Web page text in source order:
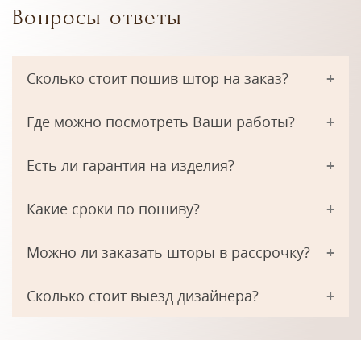
Вопросы-ответы
Сколько стоит пошив штор на заказ?
Где можно посмотреть Ваши работы?
Есть ли гарантия на изделия?
Какие сроки по пошиву?
Можно ли заказать шторы в рассрочку?
Сколько стоит выезд дизайнера?